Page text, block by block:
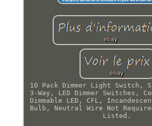
10 Pack Dimmer Light Switch,
3-Way, LED Dimmer Switches,
Dimmable LED, CFL,
Bulb, Neutral Wire Not
Listed.